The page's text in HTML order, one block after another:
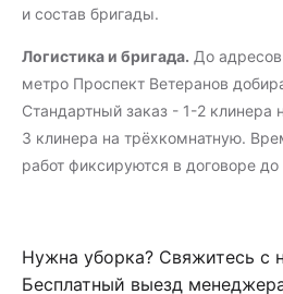
и состав бригады.
Логистика и бригада. До
метро Проспект Ветеранов
Стандартный заказ - 1-2 клинера
3 клинера на трёхкомнатную.
работ фиксируются в договоре
Нужна уборка? Свяжитесь с
Бесплатный выезд менеджера